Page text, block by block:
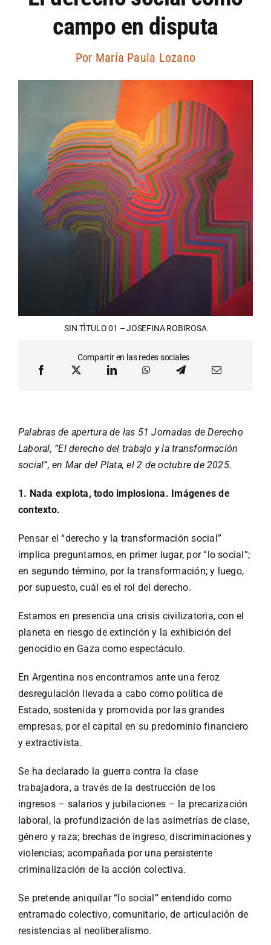
Artículos por autor
Artículos por sección
campo en disputa
Por María Paula Lozano
SIN TÌTULO 01 – JOSEFINA ROBIROSA
Compartir en las redes sociales
Palabras de aperturade las 51 Jornadas de Derecho
Laboral, “El derecho del trabajo y la transformación
social”, en Mar del Plata, el 2 de octubre de 2025.
1. Nada explota, todo implosiona. Imágenes de
contexto.
Pensar el “derecho y la transformación social”
implica preguntarnos, en primer lugar, por “lo social”;
en segundo término, por la transformación; y luego,
por supuesto, cuál es el rol del derecho.
Estamos en presencia una crisis civilizatoria, con el
planeta en riesgo de extinción y la exhibición del
genocidio en Gaza como espectáculo.
En Argentina nos encontramos ante una feroz
desregulación llevada a cabo como política de
Estado, sostenida y promovida por las grandes
empresas, por el capital en su predominio financiero
y extractivista.
Se ha declarado la guerra contra la clase
trabajadora, a través de la destrucción de los
ingresos – salarios y jubilaciones – la precarización
laboral, la profundización de las asimetrías de clase,
género y raza; brechas de ingreso, discriminaciones y
violencias; acompañada por una persistente
criminalización de la acción colectiva.
Se pretende aniquilar “lo social” entendido como
entramado colectivo, comunitario, de articulación de
resistencias al neoliberalismo.